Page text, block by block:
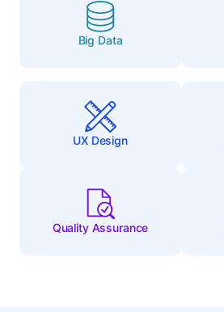
Big Data
UX Design
Quality Assurance